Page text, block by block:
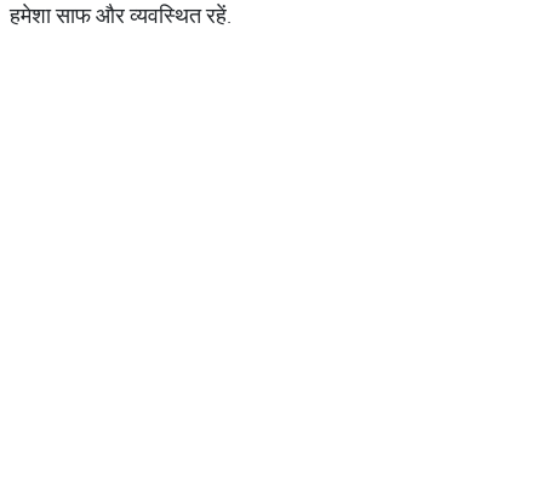
हमेशा साफ और व्यवस्थित रहें.